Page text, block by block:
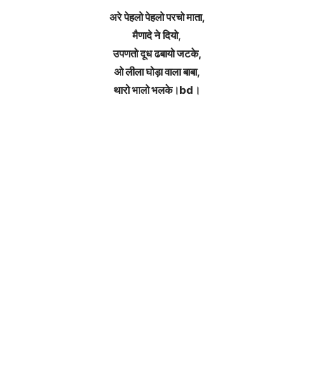
अरे पेहलो पेहलो परचो माता,
मैणादे ने दियो,
उपणतो दूध ढबायो जटके,
ओ लीला घोड़ा वाला बाबा,
थारो भालो भलके।bd।